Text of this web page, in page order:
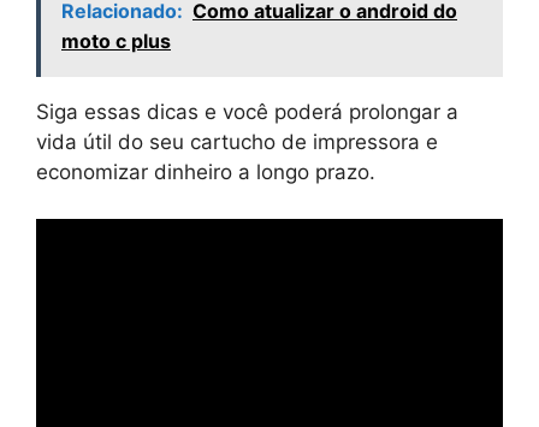
Relacionado: Como atualizar o android do
moto c plus
Siga essas dicas e você poderá prolongar a
vida útil do seu cartucho de impressora e
economizar dinheiro a longo prazo.